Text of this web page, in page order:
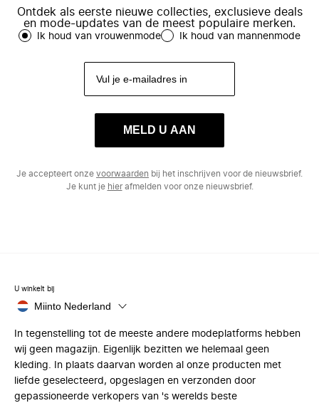
Ontdek als eerste nieuwe collecties, exclusieve deals
en mode-updates van de meest populaire merken.
Ik houd van vrouwenmode Ik houd van mannenmode
MELD U AAN
Je accepteert onze voorwaarden bij het inschrijven voor de nieuwsbrief.
Je kunt je hierafmelden voor onze nieuwsbrief.
U winkelt bij
Miinto Nederland
In tegenstelling tot de meeste andere modeplatforms hebben
wij geen magazijn. Eigenlijk bezitten we helemaal geen
kleding. In plaats daarvan worden al onze producten met
liefde geselecteerd, opgeslagen en verzonden door
gepassioneerde verkopers van 's werelds beste